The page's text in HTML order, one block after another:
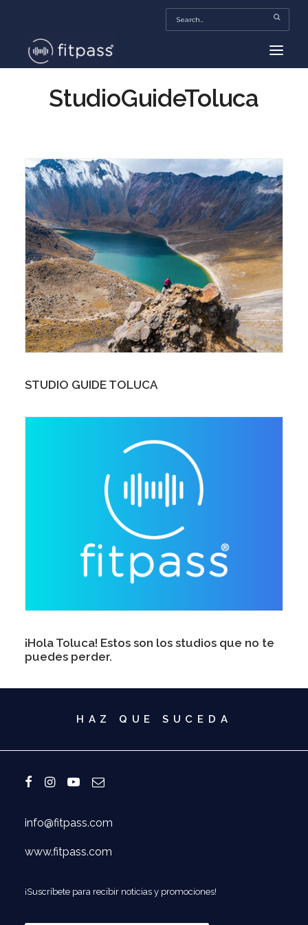
HOME
FITPASS TV
FITBIZ
TRENDS
MORE…
StudioGuideToluca
STUDIO GUIDE TOLUCA
¡Hola Toluca! Estos son los studios que no te
puedes perder.
HAZ QUE SUCEDA
info@fitpass.com
www.fitpass.com
¡Suscríbete para recibir noticias y promociones!